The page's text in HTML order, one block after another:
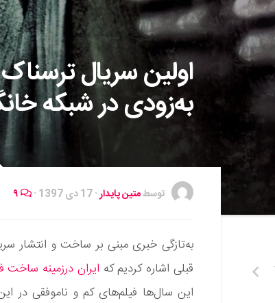
اولین سریال ترسناک
به‌زودی در شبکه
توسطمتین پایدار·17 دی 1397 ·
به‌تازگی خبری مبنی بر ساخت و انتشار
قبلی اشاره کردیم که ایران درزمینه
این سال‌ها فیلم‌های کم و ناموفقی در